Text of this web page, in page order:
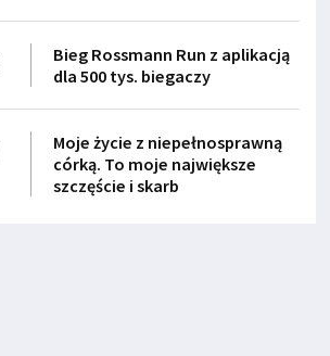
Bieg Rossmann Run z aplikacją
dla 500 tys. biegaczy
Moje życie z niepełnosprawną
córką. To moje największe
szczęście i skarb